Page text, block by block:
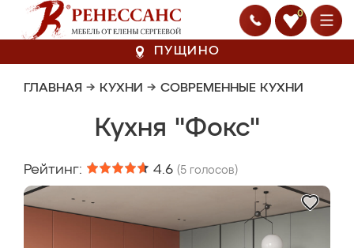
0
ПУЩИНО
ГЛАВНАЯ → КУХНИ → СОВРЕМЕННЫЕ КУХНИ
Кухня "Фокс"
Рейтинг: 4.6 (5 голосов)